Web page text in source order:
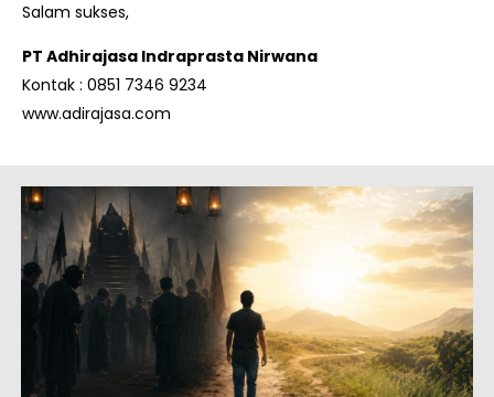
Salam sukses,
PT Adhirajasa Indraprasta Nirwana
Kontak : 0851 7346 9234
www.adirajasa.com
PagePagePagePagePage